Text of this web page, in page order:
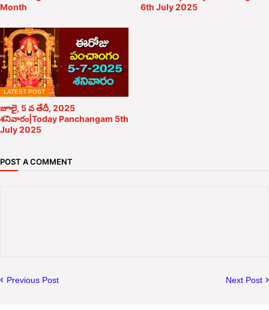
Month
6th July 2025
LATEST POST
జూలై, 5 వ తేదీ, 2025
శనివారం|Today Panchangam 5th
July 2025
POST A COMMENT
Previous Post Next Post